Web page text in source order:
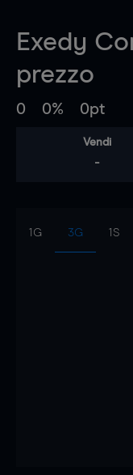
Exedy
prezzo
0 0% 0pt
Vendi
-
1G 3G 1S